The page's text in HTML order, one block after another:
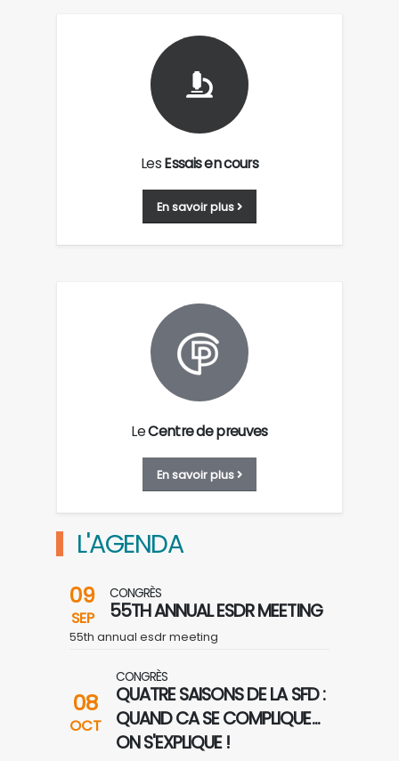
LesEssais en cours
En savoir plus
LeCentre de preuves
En savoir plus
L'AGENDA
09
SEP
CONGRÈS
55TH ANNUAL ESDR MEETING
55th annual esdr meeting
08
OCT
CONGRÈS
QUATRE SAISONS DE LA SFD :
QUAND CA SE COMPLIQUE...
ON S'EXPLIQUE !